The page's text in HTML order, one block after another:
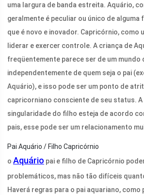
uma largura de banda estreita. Aquário,
geralmente é peculiar ou único de alguma
que é novo e inovador. Capricórnio, como
liderar e exercer controle. A criança de
freqüentemente parece ser de um mundo
independentemente de quem seja o pai
Aquário), e isso pode ser um ponto de
capricorniano consciente de seu status. A
singularidade do filho esteja de acordo
pais, esse pode ser um relacionamento
Pai Aquário / Filho Capricórnio
o Aquário pai e filho de Capricórnio
problemáticos, mas não tão difíceis
Haverá regras para o pai aquariano, como